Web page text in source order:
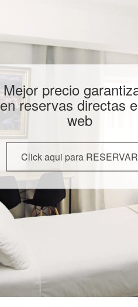
Mejor precio
en reservas directas
web
Click aqui para RESERVAR